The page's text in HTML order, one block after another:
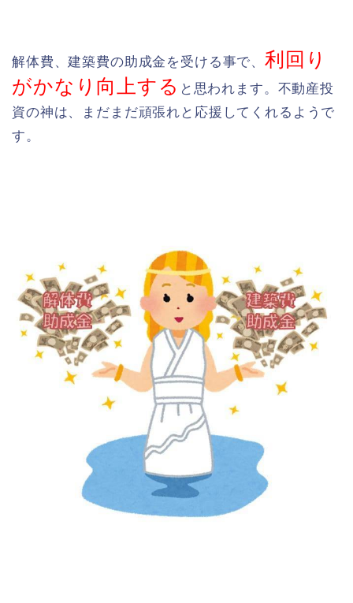
解体費、建築費の助成金を受ける事で、利回り
がかなり向上する と思われます。不動産投
資の神は、まだまだ頑張れと応援してくれるようで
す。